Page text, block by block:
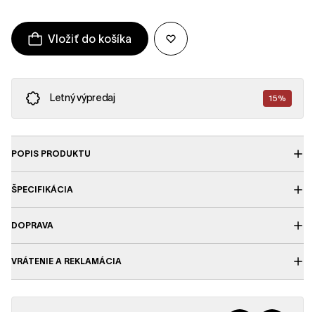
Vložiť do košíka
Letný výpredaj 15%
POPIS PRODUKTU
ŠPECIFIKÁCIA
DOPRAVA
VRÁTENIE A REKLAMÁCIA